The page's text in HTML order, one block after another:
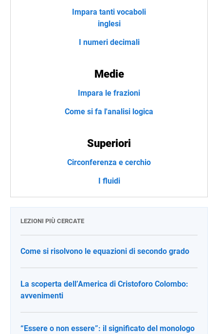
Impara tanti vocaboli
inglesi
I numeri decimali
Medie
Impara le frazioni
Come si fa l'analisi logica
Superiori
Circonferenza e cerchio
I fluidi
LEZIONI PIÙ CERCATE
Come si risolvono le equazioni di secondo grado
La scoperta dell’America di Cristoforo Colombo:
avvenimenti
“Essere o non essere”: il significato del monologo